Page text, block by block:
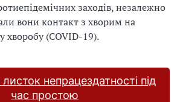
заходів, незалежно
вони контакт з хворим на
хворобу (COVID-19).
непрацездатності під
час простою